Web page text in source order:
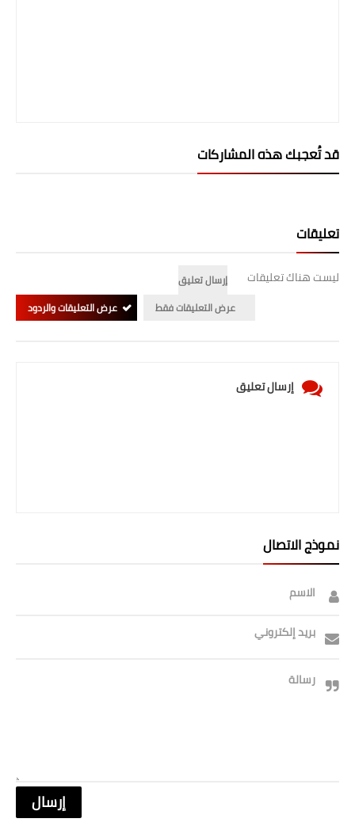
الطقس
قد تُعجبك هذه المشاركات
تعليقات
ليست هناك تعليقات
إرسال تعليق
عرض التعليقات فقط
عرض التعليقات والردود
إرسال تعليق
نموذج الاتصال
الاسم
بريد إلكتروني
رسالة